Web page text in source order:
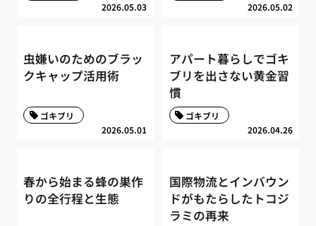
2026.05.03 2026.05.02
虫嫌いのためのブラッ
クキャップ活用術
2026.05.01
ゴキブリ
アパート暮らしでゴキ
ブリを出さない黄金習
慣
2026.04.26
ゴキブリ
春から始まる蜂の巣作
りの全行程と生態
国際物流とインバウン
ドがもたらしたトコジ
ラミの再来